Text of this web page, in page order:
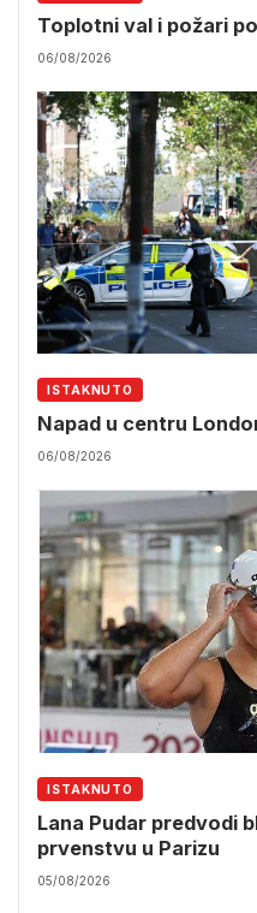
Toplotni val i požari
06/08/2026
ISTAKNUTO
Napad u centru
06/08/2026
ISTAKNUTO
Lana Pudar predvodi
prvenstvu u Parizu
05/08/2026